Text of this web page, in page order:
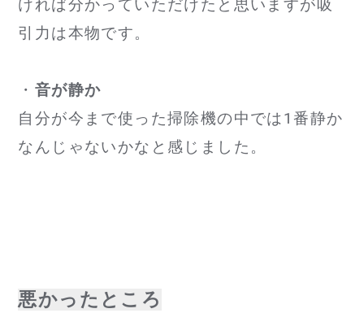
ければ分かっていただけたと思いますが吸
引力は本物です。
・ 音が静か
自分が今まで使った掃除機の中では1番静か
なんじゃないかなと感じました。
悪かったところ